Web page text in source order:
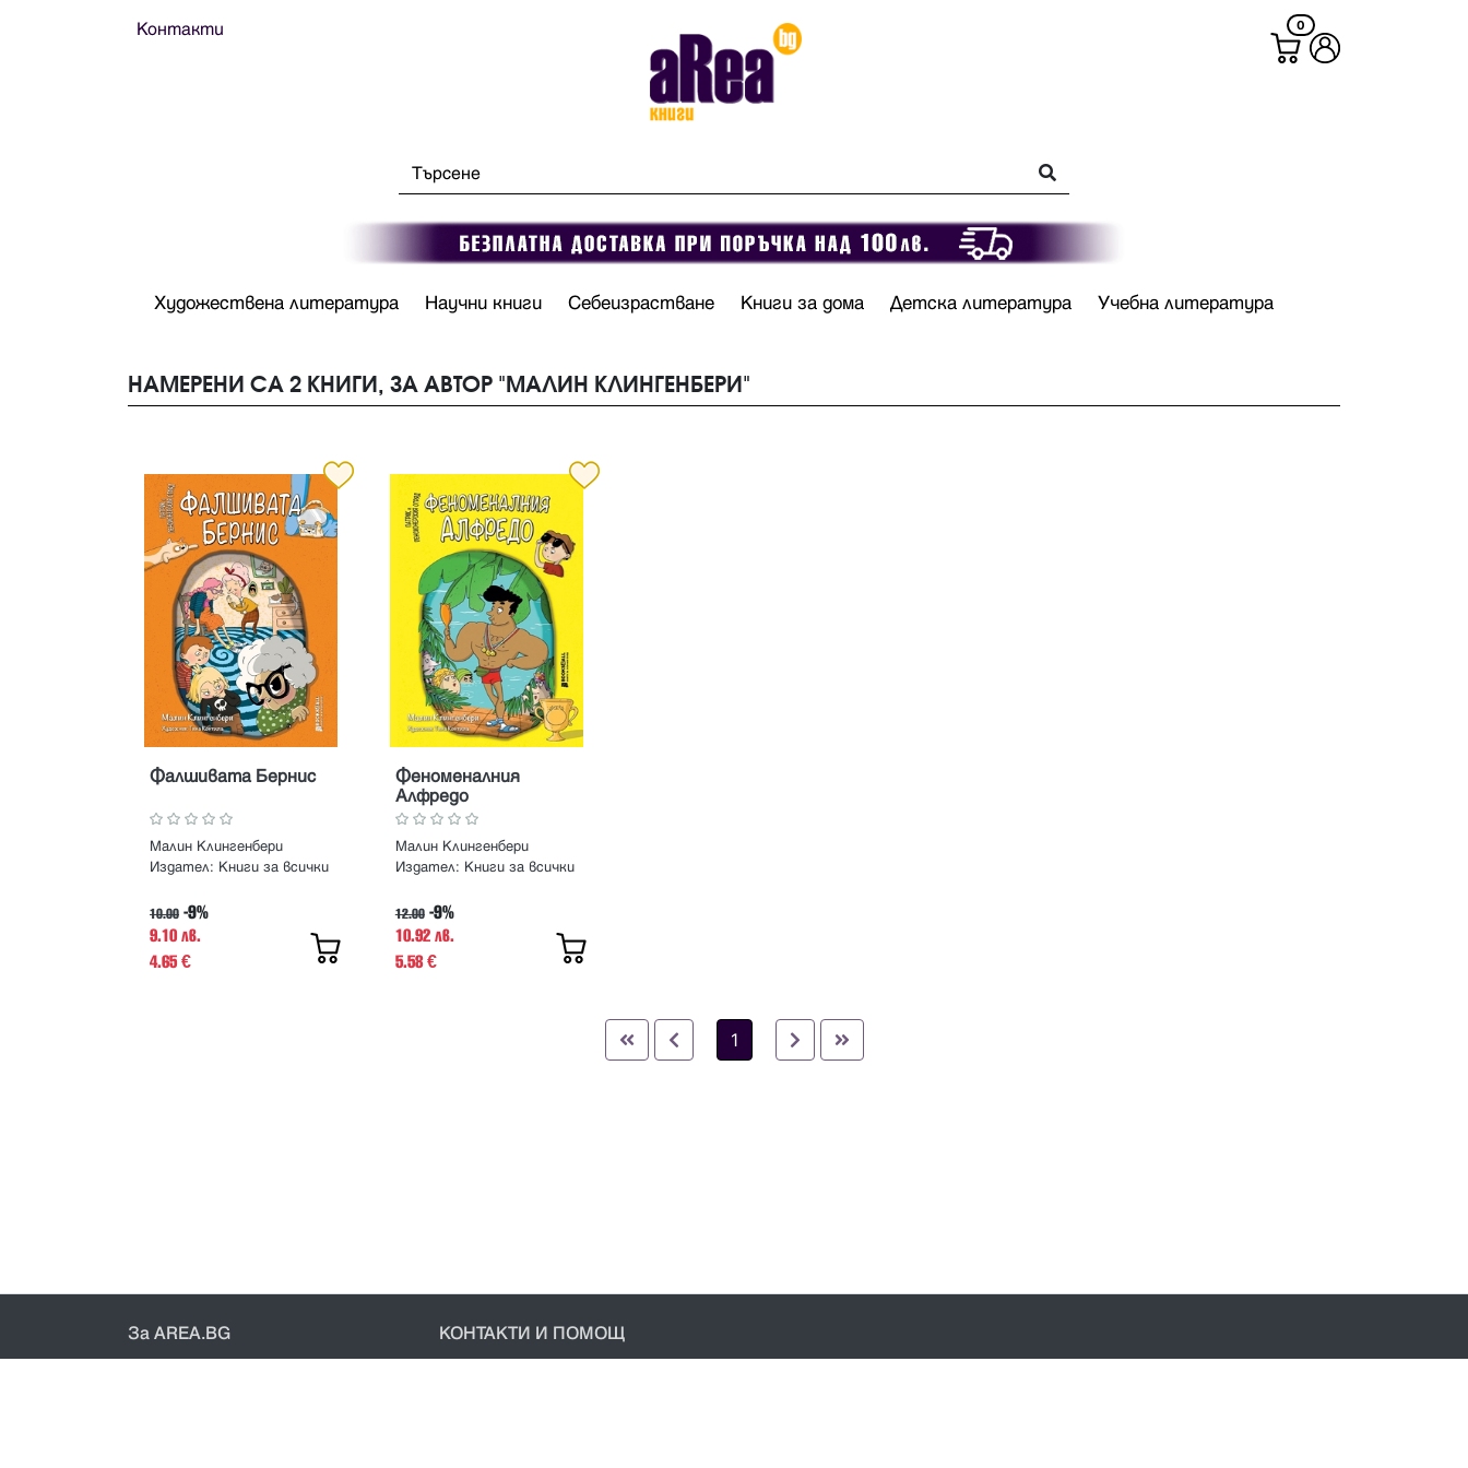
Контакти 0
Художествена литература Научни книги Себеизрастване Книги за дома Детска литература Учебна литература
НАМЕРЕНИ СА 2 КНИГИ, ЗА АВТОР "МАЛИН КЛИНГЕНБЕРИ"
Фалшивата Бернис
Малин Клингенбери
Издател: Книги за всички
10.00 -9%
9.10 лв.
4.65 €
Феноменалния
Алфредо
Малин Клингенбери
Издател: Книги за всички
12.00 -9%
10.92 лв.
5.58€
1
За AREA.BG
КОНТАКТИ И ПОМОЩ